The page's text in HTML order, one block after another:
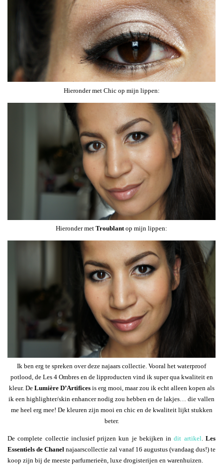
Hieronder met Chic op mijn lippen:
Hieronder met Troublantop mijn lippen:
Ik ben erg te spreken over deze najaars collectie. Vooral het waterproof
potlood, de Les 4 Ombres en de lipproducten vind ik super qua kwaliteit en
kleur. De Lumière D’Artificesis erg mooi, maar zou ik echt alleen kopen als
ik een highlighter/skin enhancer nodig zou hebben en de lakjes… die vallen
me heel erg mee! De kleuren zijn mooi en chic en de kwaliteit lijkt stukken
beter.
De complete collectie inclusief prijzen kun je bekijken indit artikel.Les
Essentiels de Chanel najaarscollectie zal vanaf 16 augustus (vandaag dus!) te
koop zijn bij de meeste parfumerieën, luxe drogisterijen en warenhuizen.